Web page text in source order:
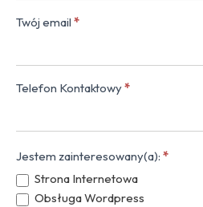
Twój email *
Telefon Kontaktowy*
Jestem zainteresowany(a): *
Strona Internetowa
Obsługa Wordpress